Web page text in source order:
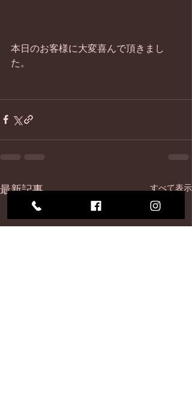
本日のお客様に大変喜んで頂きまし
た。
最新記事 すべて表示